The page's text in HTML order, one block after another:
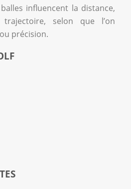
influencent la distance,
selon que l’on
précision.